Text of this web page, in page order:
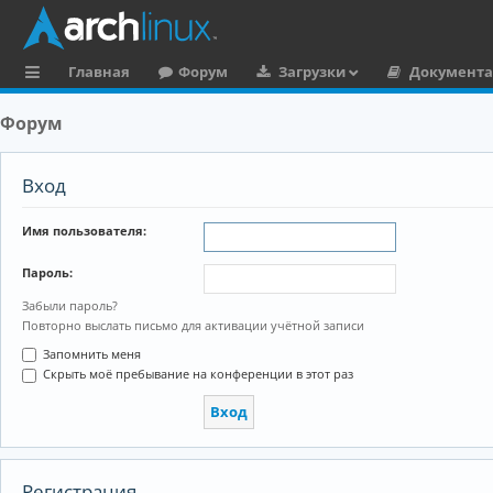
ы
и
Главная Форум Загрузки
Форум
Вход
Имя пользователя:
Пароль:
Забыли пароль?
Повторно выслать письмо для активации учётной записи
Запомнить меня
Скрыть моё пребывание на конференции в этот раз